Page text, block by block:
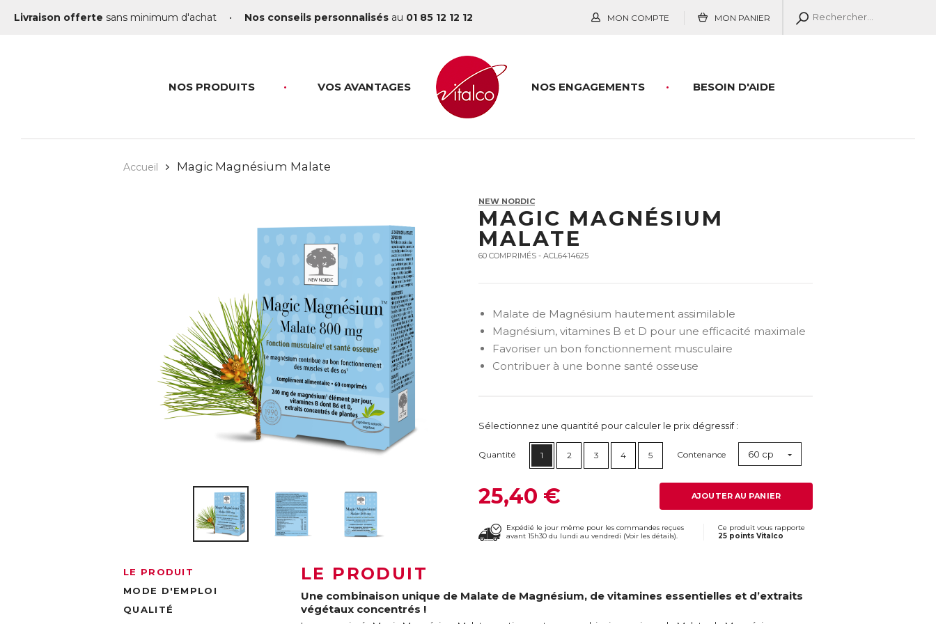
Livraison offerte sans minimum d'achat • Nos conseils personnalisés au 01 85 12 12 12 MON COMPTE MON PANIER
NOS PRODUITS VOS AVANTAGES BESOIN D'AIDE
NOS ENGAGEMENTS
Accueil Magic Magnésium Malate
NEW NORDIC
MAGIC MAGNÉSIUM
MALATE
60 COMPRIMÉS - ACL6414625
Malate de Magnésium hautement assimilable
Magnésium, vitamines B et D pour une efficacité maximale
Favoriser un bon fonctionnement musculaire
Contribuer à une bonne santé osseuse
Sélectionnez une quantité pour calculer le prix dégressif :
Quantité 1 2 3 4 5 Contenance 60 cp
25,40 € AJOUTER AU PANIER
Expédié le jour même pour les commandes reçues
avant 15h30 du lundi au vendredi (Voir les détails).
Ce produit vous rapporte
25 points Vitalco
LE PRODUIT
MODE D'EMPLOI
QUALITÉ
LE PRODUIT
Une combinaison unique de Malate de Magnésium, de vitamines essentielles et d’extraits
végétaux concentrés !